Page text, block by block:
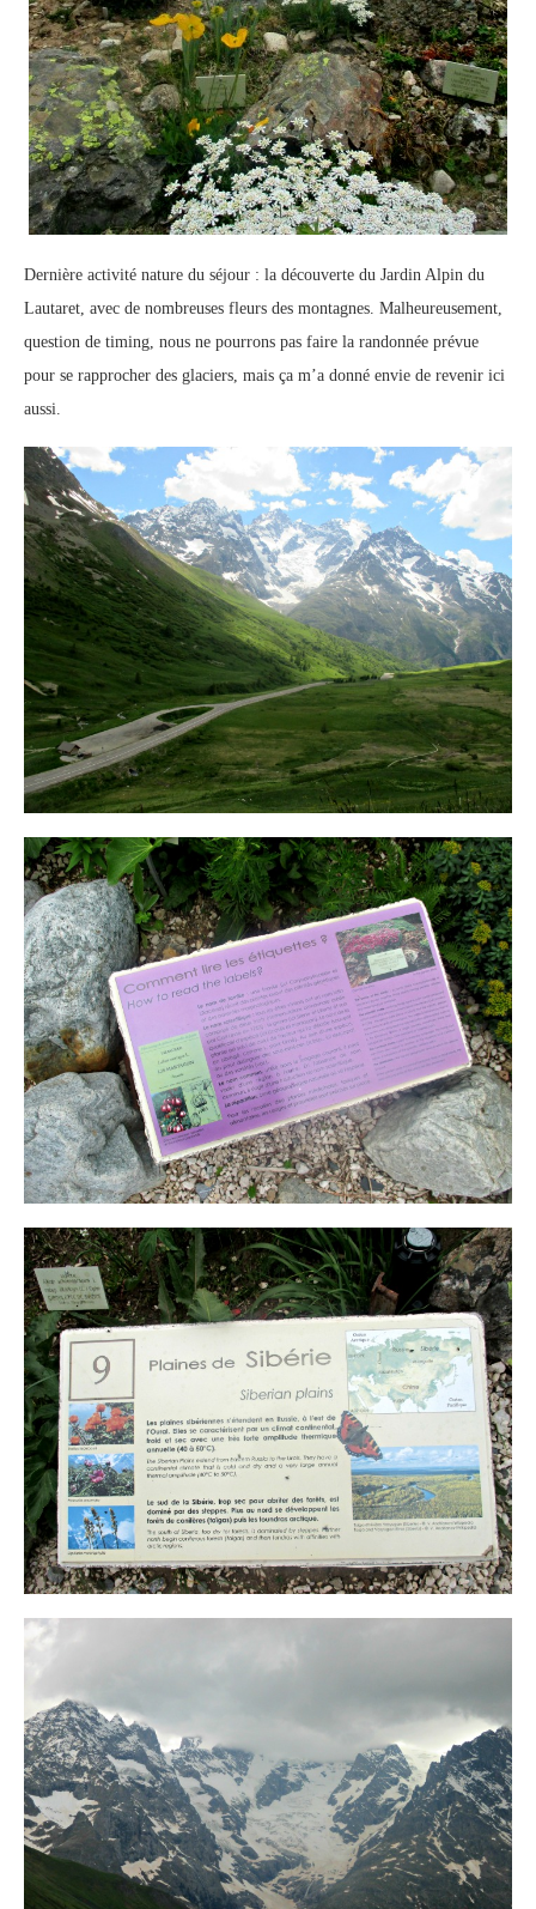
Dernière activité nature du séjour : la découverte du Jardin Alpin du
Lautaret, avec de nombreuses fleurs des montagnes. Malheureusement,
question de timing, nous ne pourrons pas faire la randonnée prévue
pour se rapprocher des glaciers, mais ça m’a donné envie de revenir ici
aussi.